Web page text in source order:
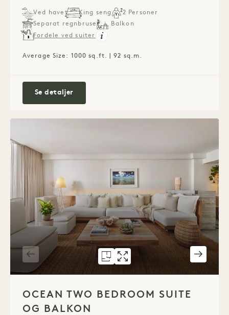
Ved havet King seng
2 Personer
Separat regnbruser
Balkon
Fordele ved suiter
Average Size: 1000 sq.ft. | 92 sq.m.
Se detaljerOcean Front-suite med et soveværelse og
GRUNDPLAN 1290 TWO
GALLERI 1290 TWO
OCEAN TWO BEDROOM SUITE
OG BALKON